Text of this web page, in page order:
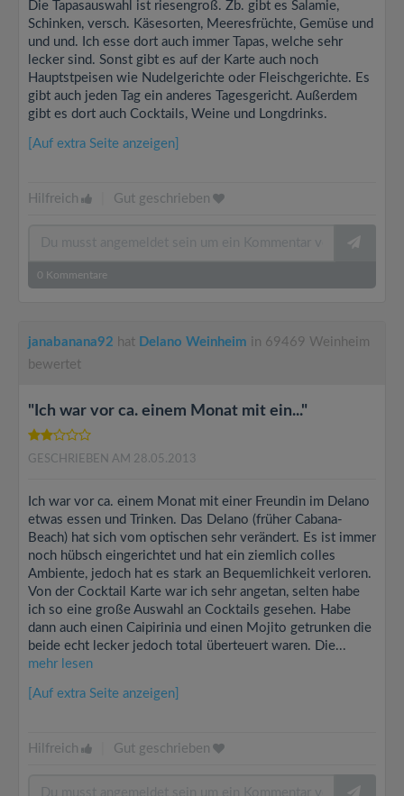
Die Tapasauswahl ist riesengroß. Zb. gibt es Salamie,
Schinken, versch. Käsesorten, Meeresfrüchte, Gemüse und
und und. Ich esse dort auch immer Tapas, welche sehr
lecker sind. Sonst gibt es auf der Karte auch noch
Hauptstpeisen wie Nudelgerichte oder Fleischgerichte. Es
gibt auch jeden Tag ein anderes Tagesgericht. Außerdem
gibt es dort auch Cocktails, Weine und Longdrinks.
[Auf extra Seite anzeigen]
Hilfreich Gut geschrieben
0 Kommentare
janabanana92 hat Delano Weinheim in 69469 Weinheim
bewertet
"Ich war vor ca. einem Monat mit ein..."
GESCHRIEBEN AM 28.05.2013
Ich war vor ca. einem Monat mit einer Freundin im Delano
etwas essen und Trinken. Das Delano (früher Cabana-
Beach) hat sich vom optischen sehr verändert. Es ist immer
noch hübsch eingerichtet und hat ein ziemlich colles
Ambiente, jedoch hat es stark an Bequemlichkeit verloren.
Von der Cocktail Karte war ich sehr angetan, selten habe
ich so eine große Auswahl an Cocktails gesehen. Habe
dann auch einen Caipirinia und einen Mojito getrunken die
beide echt lecker jedoch total überteuert waren. Die...
mehr lesen
[Auf extra Seite anzeigen]
Hilfreich Gut geschrieben